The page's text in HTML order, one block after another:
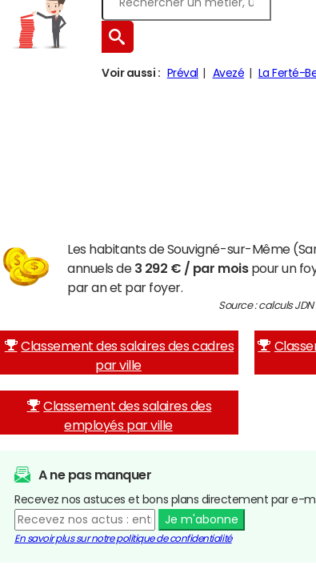
Voir aussi : Préval Avezé La Ferté-
Les habitants de Souvigné-sur-Même
annuels de 3 292 € / par moispour un
par an et par foyer.
Source : calculs
Classement des salaires des cadres
par ville
Classement des salaires des
employés par ville
A ne pas manquer
Recevez nos astuces et bons plans directement par e-
Je m'abonne
En savoir plus sur notre politique de confidentialité